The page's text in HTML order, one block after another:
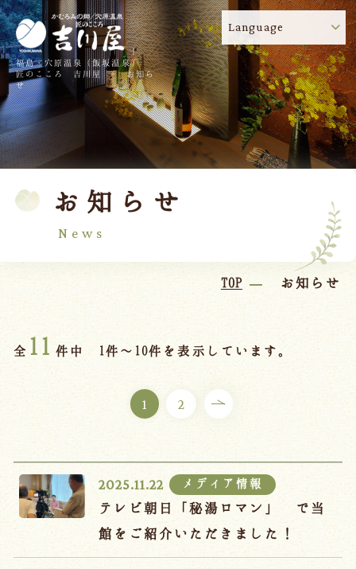
福島・穴原温泉（飯坂温泉）
匠のこころ 吉川屋 - お知ら
せ
Language
お知らせ
News
TOP お知らせ
全 11 件中 1件～10件を表示しています。
1 2
2025.11.22 メディア情報
テレビ朝日「秘湯ロマン」 で当
館をご紹介いただきました！
! 吉川屋のコロナウイルス感染症対策について
TOP 吉川屋について
温泉 客室
料理
館内
ご宿泊プラン
お部屋からプランを選ぶ
空室カレンダーから選ぶ
会議・団体 吉川屋で過ごす特別な日